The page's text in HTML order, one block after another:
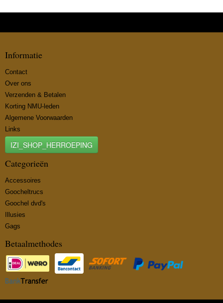
Informatie
Contact
Over ons
Verzenden & Betalen
Korting NMU-leden
Algemene Voorwaarden
Links
IZI_SHOP_HERROEPING
Categorieën
Accessoires
Goocheltrucs
Goochel dvd's
Illusies
Gags
Betaalmethodes